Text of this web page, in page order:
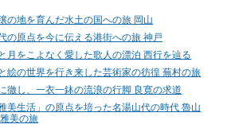
の地を育んだ水土の国への旅 岡山
の原点を今に伝える港街への旅 神戸
月をこよなく愛した歌人の漂泊 西行を辿る
絵の世界を行き来した芸術家の彷徨 蕪村の旅
徹し、一衣一鉢の流浪の行脚 良寛の求道
美生活」の原点を培った名湯山代の時代 魯山
美の旅